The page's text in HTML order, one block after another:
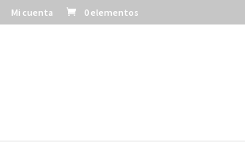
Mi cuenta 0 elementos